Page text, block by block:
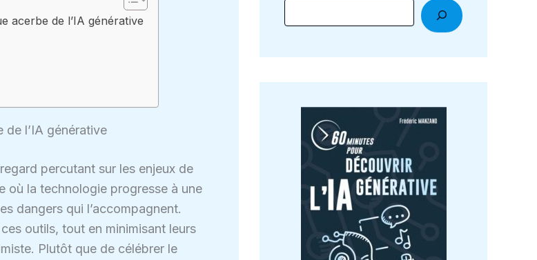
acerbe de l’IA générative
de l’IA générative
percutant sur les enjeux de
où la technologie progresse à une
dangers qui l’accompagnent.
outils, tout en minimisant leurs
Plutôt que de célébrer le